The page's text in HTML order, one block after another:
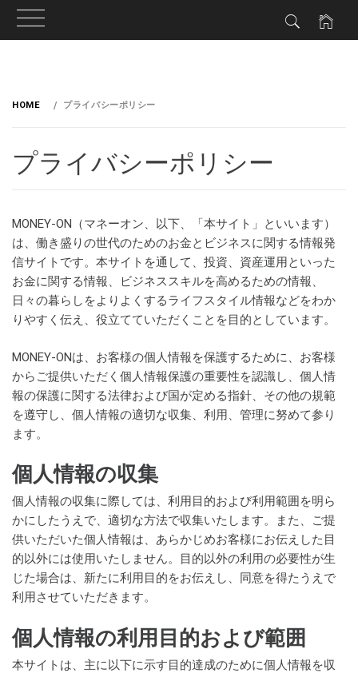
HOME プライバシーポリシー
プライバシーポリシー
MONEY-ON（マネーオン、以下、「本サイト」といいます）
は、働き盛りの世代のためのお金とビジネスに関する情報発
信サイトです。本サイトを通して、投資、資産運用といった
お金に関する情報、ビジネススキルを高めるための情報、
日々の暮らしをよりよくするライフスタイル情報などをわか
りやすく伝え、役立てていただくことを目的としています。
MONEY-ONは、お客様の個人情報を保護するために、お客様
からご提供いただく個人情報保護の重要性を認識し、個人情
報の保護に関する法律および国が定める指針、その他の規範
を遵守し、個人情報の適切な収集、利用、管理に努めて参り
ます。
個人情報の収集
個人情報の収集に際しては、利用目的および利用範囲を明ら
かにしたうえで、適切な方法で収集いたします。また、ご提
供いただいた個人情報は、あらかじめお客様にお伝えした目
的以外には使用いたしません。目的以外の利用の必要性が生
じた場合は、新たに利用目的をお伝えし、同意を得たうえで
利用させていただきます。
個人情報の利用目的および範囲
本サイトは、主に以下に示す目的達成のために個人情報を収